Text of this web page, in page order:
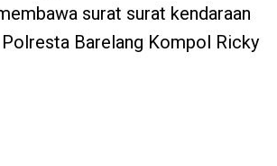
surat surat kendaraan
Barelang Kompol Ricky